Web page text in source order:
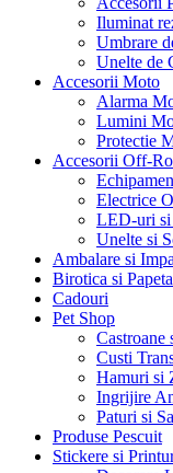
Iluminat
Umbrare
Unelte de
Accesorii Moto
Alarma
Lumini
Protectie
Accesorii Off-
Electrice
LED-uri si
Unelte si
Ambalare si
Birotica si
Cadouri
Pet Shop
Castroane
Custi
Hamuri si
Ingrijire
Paturi si
Produse Pescuit
Stickere si